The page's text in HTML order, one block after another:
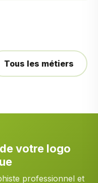
Tous les métiers
votre logo
professionnel et